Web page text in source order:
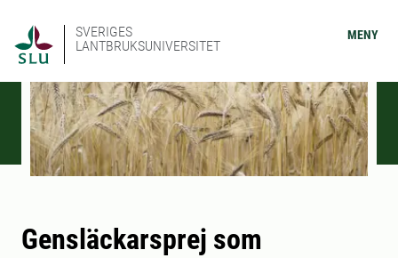
SVERIGES
LANTBRUKSUNIVERSITET
MENY
Gensläckarsprej som